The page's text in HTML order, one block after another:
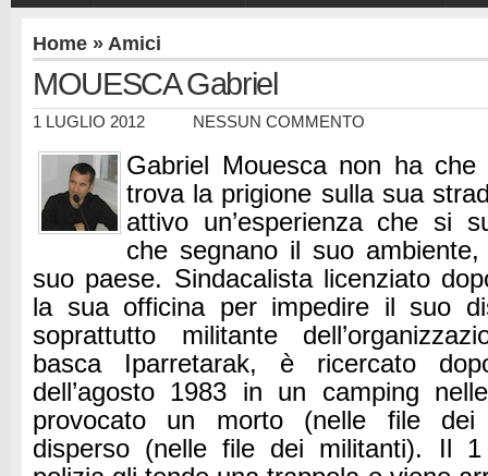
Home » Amici
MOUESCA Gabriel
1 LUGLIO 2012 NESSUN COMMENTO
Gabriel Mouesca non ha che
trova la prigione sulla sua
attivo un’esperienza che si
che segnano il suo
suo paese. Sindacalista licenziato
la sua officina per impedire il suo
soprattutto militante
basca Iparretarak, è ricercato
dell’agosto 1983 in un camping
provocato un morto (nelle file dei
disperso (nelle file dei militanti). Il